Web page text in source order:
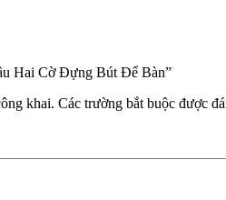
Hai Cờ Đựng Bút Để Bàn”
khai. Các trường bắt buộc được